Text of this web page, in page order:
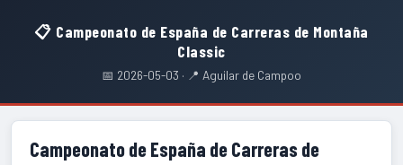
📋 Campeonato de España de Carreras de Montaña
Classic
📅 2026-05-03 · 📍 Aguilar de Campoo
Campeonato de España de Carreras de